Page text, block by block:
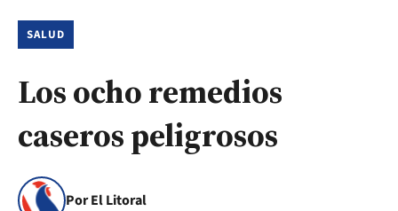
SALUD
Los ocho remedios
caseros peligrosos
Por El Litoral